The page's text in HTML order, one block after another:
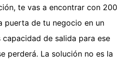
te vas a encontrar con 200
puerta de tu negocio en un
capacidad de salida para ese
perderá. La solución no es la